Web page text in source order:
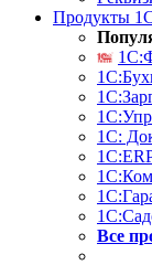
Продукты
1С:
Все